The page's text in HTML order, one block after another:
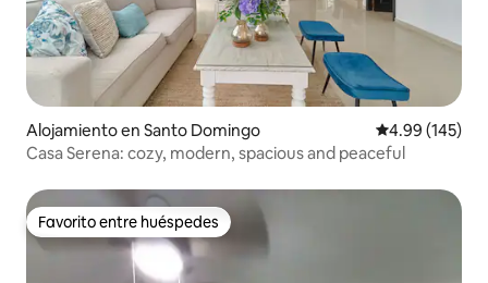
Alojamiento en Santo Domingo Calificación
4.99 (145)
Casa Serena: cozy, modern, spacious and peaceful
Favorito entre huéspedes
Favorito entre huéspedes